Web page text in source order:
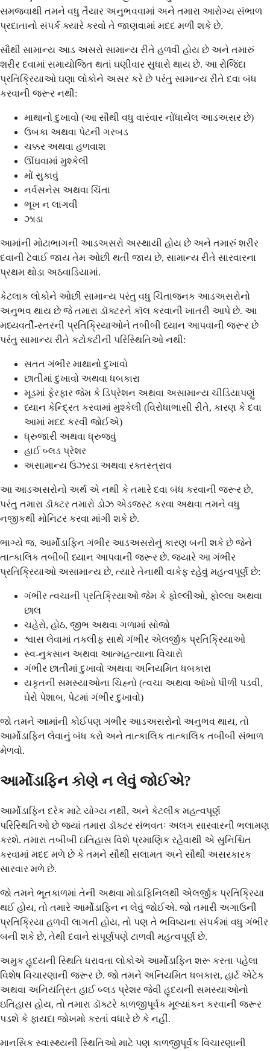
સમજવાથી તમને વધુ તૈયાર અનુભવવામાં અને તમારા આરોગ્ય સંભાળ
પ્રદાતાનો સંપર્ક ક્યારે કરવો તે જાણવામાં મદદ મળી શકે છે.
સૌથી સામાન્ય આડ અસરો સામાન્ય રીતે હળવી હોય છે અને તમારું
શરીર દવામાં સમાયોજિત થતાં ઘણીવાર સુધારો થાય છે. આ રોજિંદા
પ્રતિક્રિયાઓ ઘણા લોકોને અસર કરે છે પરંતુ સામાન્ય રીતે દવા બંધ
કરવાની જરૂર નથી:
માથાનો દુખાવો (આ સૌથી વધુ વારંવાર નોંધાયેલ આડઅસર છે)
ઉબકા અથવા પેટની ગરબડ
ચક્કર અથવા હળવાશ
ઊંઘવામાં મુશ્કેલી
મોં સુકાવું
નર્વસનેસ અથવા ચિંતા
ભૂખ ન લાગવી
ઝાડા
આમાંની મોટાભાગની આડઅસરો અસ્થાયી હોય છે અને તમારું શરીર
દવાની ટેવાઈ જાય તેમ ઓછી થતી જાય છે, સામાન્ય રીતે સારવારના
પ્રથમ થોડા અઠવાડિયામાં.
કેટલાક લોકોને ઓછી સામાન્ય પરંતુ વધુ ચિંતાજનક આડઅસરોનો
અનુભવ થાય છે જે તમારા ડૉક્ટરને કૉલ કરવાની ખાતરી આપે છે. આ
મધ્યવર્તી-સ્તરની પ્રતિક્રિયાઓને તબીબી ધ્યાન આપવાની જરૂર છે
પરંતુ સામાન્ય રીતે કટોકટીની પરિસ્થિતિઓ નથી:
સતત ગંભીર માથાનો દુખાવો
છાતીમાં દુખાવો અથવા ધબકારા
મૂડમાં ફેરફાર જેમ કે ડિપ્રેશન અથવા અસામાન્ય ચીડિયાપણું
ધ્યાન કેન્દ્રિત કરવામાં મુશ્કેલી (વિરોધાભાસી રીતે, કારણ કે દવા
આમાં મદદ કરવી જોઈએ)
ધ્રુજારી અથવા ધ્રુજવું
હાઈ બ્લડ પ્રેશર
અસામાન્ય ઉઝરડા અથવા રક્તસ્ત્રાવ
આ આડઅસરોનો અર્થ એ નથી કે તમારે દવા બંધ કરવાની જરૂર છે,
પરંતુ તમારા ડૉક્ટર તમારો ડોઝ એડજસ્ટ કરવા અથવા તમને વધુ
નજીકથી મોનિટર કરવા માંગી શકે છે.
ભાગ્યે જ, આર્મોડાફિન ગંભીર આડઅસરોનું કારણ બની શકે છે જેને
તાત્કાલિક તબીબી ધ્યાન આપવાની જરૂર છે. જ્યારે આ ગંભીર
પ્રતિક્રિયાઓ અસામાન્ય છે, ત્યારે તેનાથી વાકેફ રહેવું મહત્વપૂર્ણ છે:
ગંભીર ત્વચાની પ્રતિક્રિયાઓ જેમ કે ફોલ્લીઓ, ફોલ્લા અથવા
છાલ
ચહેરો, હોઠ, જીભ અથવા ગળામાં સોજો
શ્વાસ લેવામાં તકલીફ સાથે ગંભીર એલર્જીક પ્રતિક્રિયાઓ
સ્વ-નુકસાન અથવા આત્મહત્યાના વિચારો
ગંભીર છાતીમાં દુખાવો અથવા અનિયમિત ધબકારા
યકૃતની સમસ્યાઓના ચિહ્નો (ત્વચા અથવા આંખો પીળી પડવી,
ઘેરો પેશાબ, પેટમાં ગંભીર દુખાવો)
જો તમને આમાંની કોઈપણ ગંભીર આડઅસરોનો અનુભવ થાય, તો
આર્મોડાફિન લેવાનું બંધ કરો અને તાત્કાલિક તાત્કાલિક તબીબી સંભાળ
મેળવો.
આર્મોડાફિન કોણે ન લેવું જોઈએ?
આર્મોડાફિન દરેક માટે યોગ્ય નથી, અને કેટલીક મહત્વપૂર્ણ
પરિસ્થિતિઓ છે જ્યાં તમારા ડૉક્ટર સંભવતઃ અલગ સારવારની ભલામણ
કરશે. તમારા તબીબી ઇતિહાસ વિશે પ્રમાણિક રહેવાથી એ સુનિશ્ચિત
કરવામાં મદદ મળે છે કે તમને સૌથી સલામત અને સૌથી અસરકારક
સારવાર મળે છે.
જો તમને ભૂતકાળમાં તેની અથવા મોડાફિનિલથી એલર્જીક પ્રતિક્રિયા
થઈ હોય, તો તમારે આર્મોડાફિન ન લેવું જોઈએ. જો તમારી અગાઉની
પ્રતિક્રિયા હળવી લાગતી હોય, તો પણ તે ભવિષ્યના સંપર્કમાં વધુ ગંભીર
બની શકે છે, તેથી દવાને સંપૂર્ણપણે ટાળવી મહત્વપૂર્ણ છે.
અમુક હૃદયની સ્થિતિ ધરાવતા લોકોએ આર્મોડાફિન શરૂ કરતા પહેલા
વિશેષ વિચારણાની જરૂર છે. જો તમને અનિયમિત ધબકારા, હાર્ટ એટેક
અથવા અનિયંત્રિત હાઈ બ્લડ પ્રેશર જેવી હૃદયની સમસ્યાઓનો
ઇતિહાસ હોય, તો તમારા ડૉક્ટરે કાળજીપૂર્વક મૂલ્યાંકન કરવાની જરૂર
પડશે કે ફાયદા જોખમો કરતાં વધારે છે કે નહીં.
માનસિક સ્વાસ્થ્યની સ્થિતિઓ માટે પણ કાળજીપૂર્વક વિચારણાની